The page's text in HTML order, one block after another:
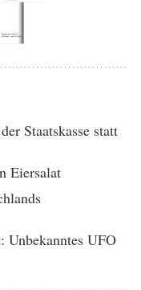
Staatskasse statt
Eiersalat
Unbekanntes UFO